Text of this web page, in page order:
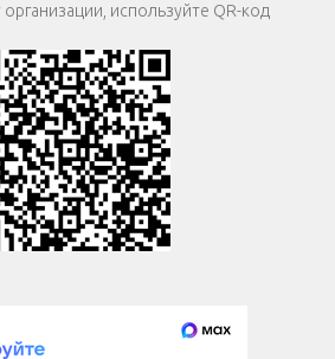
используйте QR-код